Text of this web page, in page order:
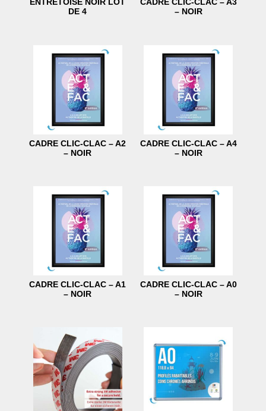
ENTRETOISE NOIR LOT
DE 4
CADRE CLIC-CLAC – A3
– NOIR
CADRE CLIC-CLAC – A2
– NOIR
CADRE CLIC-CLAC – A4
– NOIR
CADRE CLIC-CLAC – A1
– NOIR
CADRE CLIC-CLAC – A0
– NOIR